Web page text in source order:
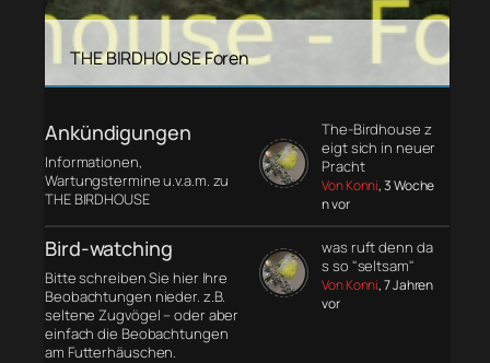
THE BIRDHOUSE Foren
Ankündigungen
Informationen,
Wartungstermine u.v.a.m. zu
THE BIRDHOUSE
The-Birdhouse z
eigt sich in neuer
Pracht
Von Konni, 3 Woche
n vor
Bird-watching
Bitte schreiben Sie hier Ihre
Beobachtungen nieder. z.B.
seltene Zugvögel – oder aber
einfach die Beobachtungen
am Futterhäuschen.
was ruft denn da
s so "seltsam"
Von Konni, 7 Jahren
vor